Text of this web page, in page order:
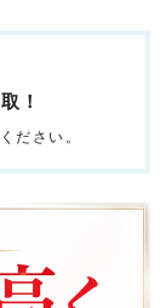
！
ださい。